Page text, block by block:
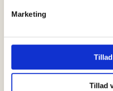
Marketing
Tillad
Consilium Safety
kontor i Skagen
Consilium Safety er en af
brand- og